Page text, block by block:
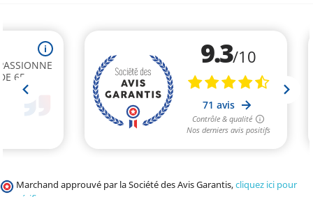
Marchand approuvé par la Société des Avis Garantis,cliquez ici pour